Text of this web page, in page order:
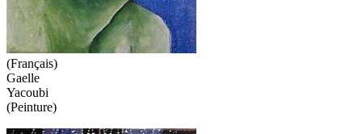
(Français)
Gaelle
Yacoubi
(Peinture)